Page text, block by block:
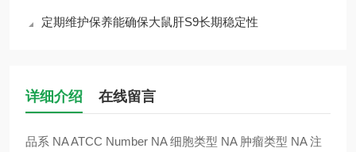
定期维护保养能确保大鼠肝S9长期稳定性
详细介绍 在线留言
品系 NA ATCC Number NA 细胞类型 NA 肿瘤类型 NA 注